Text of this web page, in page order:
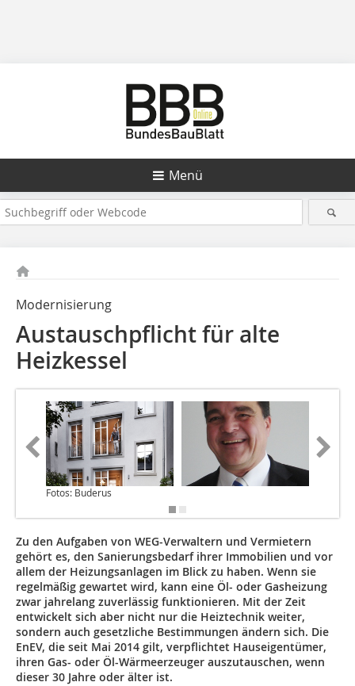
Menü
Modernisierung
Austauschpflicht für alte
Heizkessel
Fotos: Buderus
Zu den Aufgaben von WEG-Verwaltern und Vermietern
gehört es, den Sanierungsbedarf ihrer Immobilien und vor
allem der Heizungsanlagen im Blick zu haben. Wenn sie
regelmäßig gewartet wird, kann eine Öl- oder Gasheizung
zwar jahrelang zuverlässig funktionieren. Mit der Zeit
entwickelt sich aber nicht nur die Heiztechnik weiter,
sondern auch gesetzliche Bestimmungen ändern sich. Die
EnEV, die seit Mai 2014 gilt, verpflichtet Hauseigentümer,
ihren Gas- oder Öl-Wärmeerzeuger auszutauschen, wenn
dieser 30 Jahre oder älter ist.